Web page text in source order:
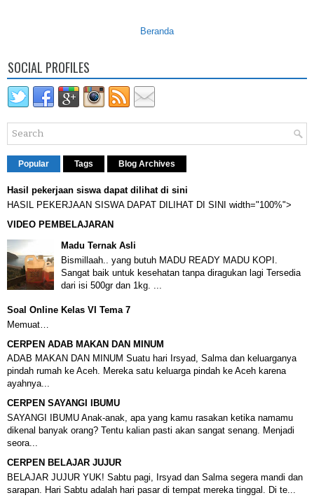
Beranda
SOCIAL PROFILES
Popular Tags Blog Archives
Hasil pekerjaan siswa dapat dilihat di sini
HASIL PEKERJAAN SISWA DAPAT DILIHAT DI SINI width="100%">
VIDEO PEMBELAJARAN
Madu Ternak Asli
Bismillaah.. yang butuh MADU READY MADU KOPI.
Sangat baik untuk kesehatan tanpa diragukan lagi Tersedia
dari isi 500gr dan 1kg. ...
Soal Online Kelas VI Tema 7
Memuat…
CERPEN ADAB MAKAN DAN MINUM
ADAB MAKAN DAN MINUM Suatu hari Irsyad, Salma dan keluarganya
pindah rumah ke Aceh. Mereka satu keluarga pindah ke Aceh karena
ayahnya...
CERPEN SAYANGI IBUMU
SAYANGI IBUMU Anak-anak, apa yang kamu rasakan ketika namamu
dikenal banyak orang? Tentu kalian pasti akan sangat senang. Menjadi
seora...
CERPEN BELAJAR JUJUR
BELAJAR JUJUR YUK! Sabtu pagi, Irsyad dan Salma segera mandi dan
sarapan. Hari Sabtu adalah hari pasar di tempat mereka tinggal. Di te...